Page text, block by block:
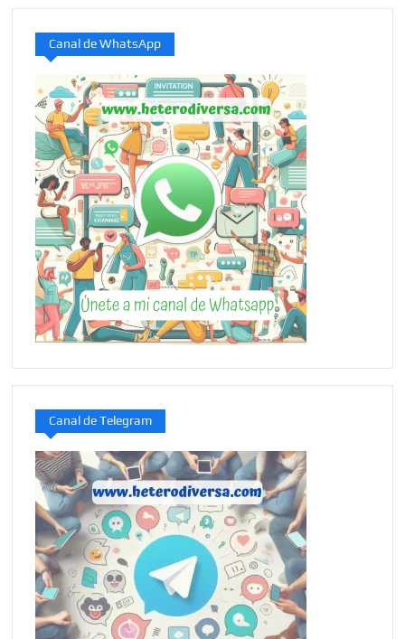
Canal de WhatsApp
Canal de Telegram